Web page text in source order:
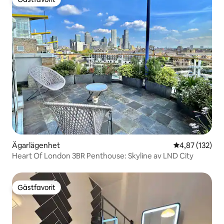
Gästfavorit
Ägarlägenhet 4,87 av 5 i
4,87 (132)
Heart Of London 3BR Penthouse: Skyline av LND City
Gästfavorit
Gästfavorit